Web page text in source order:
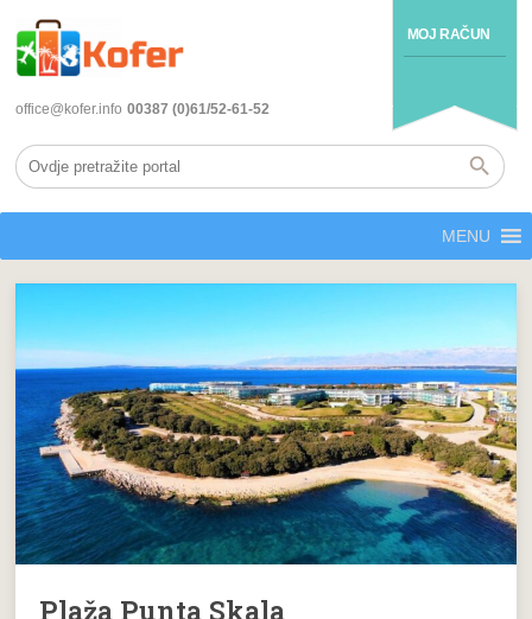
MOJ RAČUN
office@kofer.info 00387 (0)61/52-61-52
MENU
Plaža Punta Skala